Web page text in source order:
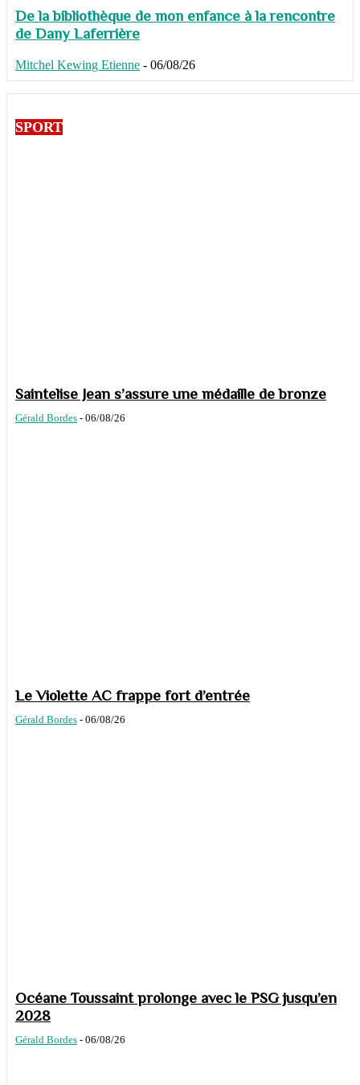
De la bibliothèque de mon enfance à la rencontre
de Dany Laferrière
Mitchel Kewing Etienne - 06/08/26
SPORT
Saintelise Jean s’assure une médaille de bronze
Gérald Bordes - 06/08/26
Le Violette AC frappe fort d’entrée
Gérald Bordes - 06/08/26
Océane Toussaint prolonge avec le PSG jusqu’en
2028
Gérald Bordes - 06/08/26